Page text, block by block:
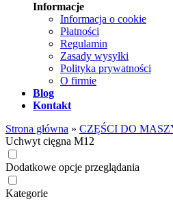
Informacje
Informacja o cookie
Płatności
Regulamin
Zasady wysyłki
Polityka prywatności
O firmie
Blog
Kontakt
Strona główna » CZĘŚCI DO
Uchwyt cięgna M12
Dodatkowe opcje przeglądania
Kategorie